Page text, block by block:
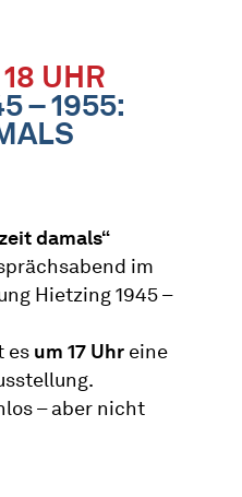
18 UHR
– 1955:
damals“
im
Hietzing 1945 –
es um 17 Uhr eine
– aber nicht